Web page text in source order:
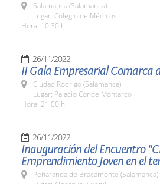
Salamanca (Salamanca)
Lugar: Colegio de Médicos
Hora: 10:30 h.
26/11/2022
II Gala Empresarial Comarca
Ciudad Rodrigo (Salamanca)
Lugar: Palacio Conde Montarco
Hora: 21:00 h.
26/11/2022
Inauguración del Encuentro
Emprendimiento Joven en el
Peñaranda de Bracamonte (Salamanca)